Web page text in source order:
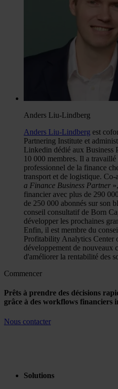
Anders Liu-Lindberg
Anders Liu-Lindberg est
Partnering Institute et
Linkedin dédié aux Business
10 000 membres. Il a travaillé
professionnel de la finance
transport et de logistique.
a Finance Business Partner
financier avec plus de 290
de 250 000 abonnés sur son
conseil consultatif de Born
développer les prochaines
Enfin, il est membre du
Profitability Analytics Center
développement de nouveaux
d'améliorer la rentabilité des
Commencer
Prêts à prendre des décisions
grâce à des workflows financiers
Nous contacter
Solutions